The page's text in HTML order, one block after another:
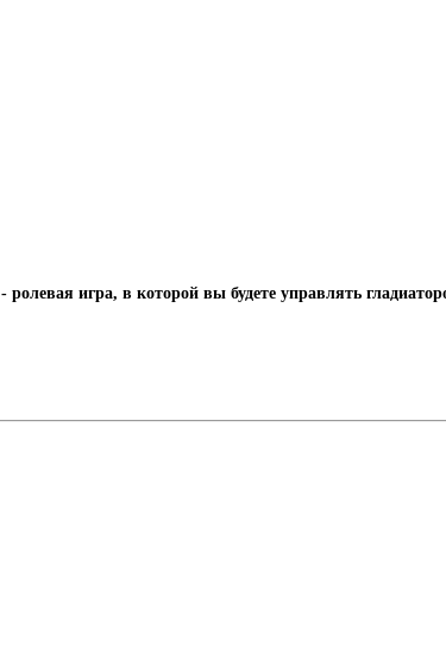
игра, в которой вы будете управлять